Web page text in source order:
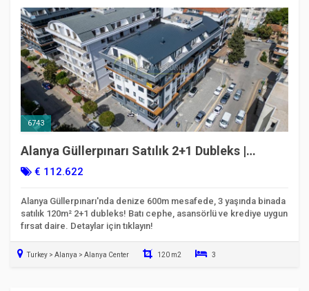
6743
Alanya Güllerpınarı Satılık 2+1 Dubleks |
Krediye Uygun | 6743
€ 112.622
Alanya Güllerpınarı'nda denize 600m mesafede, 3 yaşında binada
satılık 120m² 2+1 dubleks! Batı cephe, asansörlü ve krediye uygun
fırsat daire. Detaylar için tıklayın!
Turkey > Alanya > Alanya Center 120 m2 3